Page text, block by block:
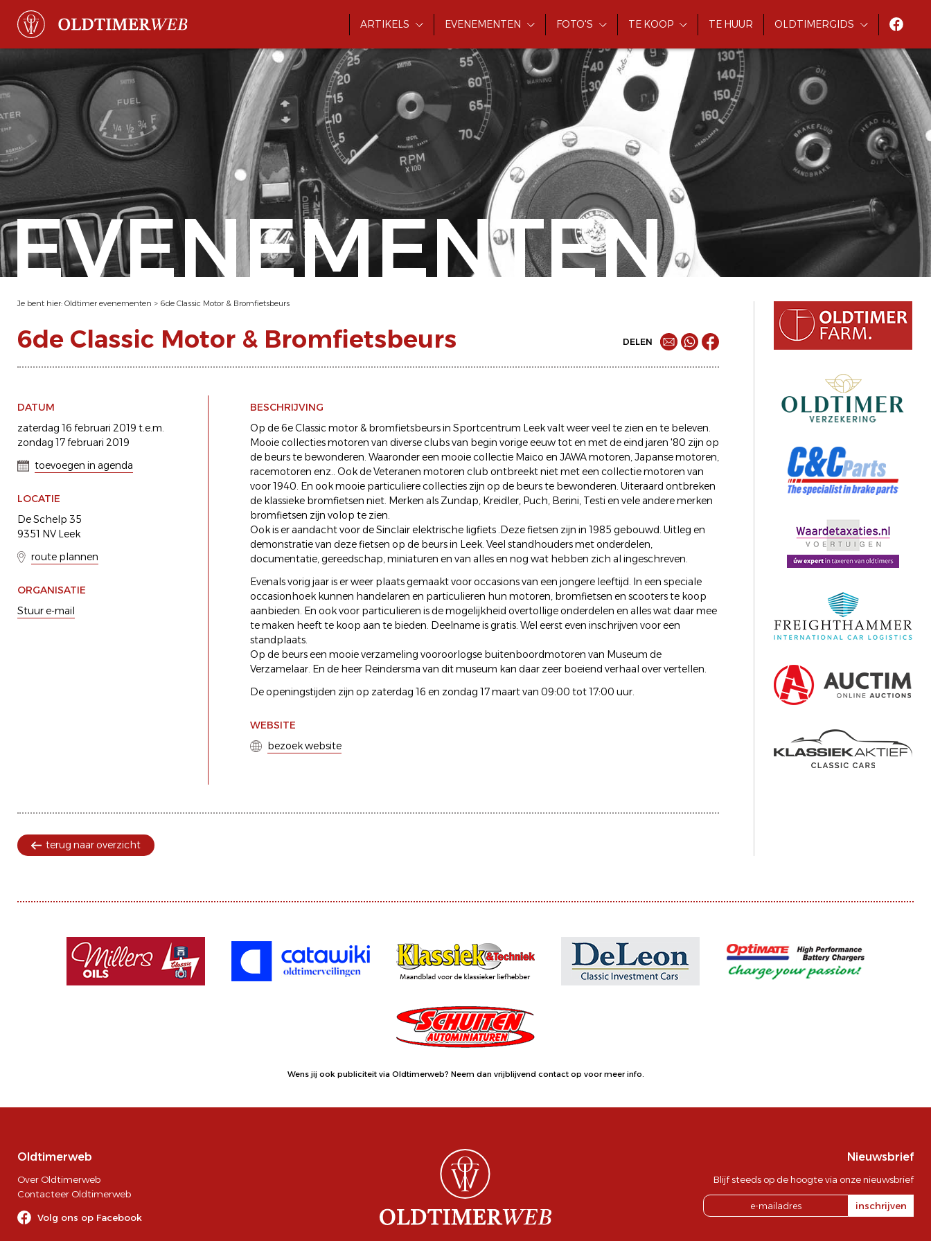
ARTIKELS EVENEMENTEN FOTO'S TE KOOP TE HUUR OLDTIMERGIDS
EVENEMENTEN
Je bent hier: Oldtimer evenementen > 6de Classic Motor & Bromfietsbeurs
6de Classic Motor & Bromfietsbeurs DELEN
DATUM
zaterdag 16 februari 2019 t.e.m.
zondag 17 februari 2019
toevoegen in agenda
LOCATIE
De Schelp 35
9351 NV Leek
route plannen
ORGANISATIE
Stuur e-mail
BESCHRIJVING
Op de 6e Classic motor & bromfietsbeurs in Sportcentrum Leek valt weer veel te zien en te beleven.
Mooie collecties motoren van diverse clubs van begin vorige eeuw tot en met de eind jaren '80 zijn op
de beurs te bewonderen. Waaronder een mooie collectie Maico en JAWA motoren, Japanse motoren,
racemotoren enz.. Ook de Veteranen motoren club ontbreekt niet met een collectie motoren van
voor 1940. En ook mooie particuliere collecties zijn op de beurs te bewonderen. Uiteraard ontbreken
de klassieke bromfietsen niet. Merken als Zundap, Kreidler, Puch, Berini, Testi en vele andere merken
bromfietsen zijn volop te zien.
Ook is er aandacht voor de Sinclair elektrische ligfiets .Deze fietsen zijn in 1985 gebouwd. Uitleg en
demonstratie van deze fietsen op de beurs in Leek. Veel standhouders met onderdelen,
documentatie, gereedschap, miniaturen en van alles en nog wat hebben zich al ingeschreven.
Evenals vorig jaar is er weer plaats gemaakt voor occasions van een jongere leeftijd. In een speciale
occasionhoek kunnen handelaren en particulieren hun motoren, bromfietsen en scooters te koop
aanbieden. En ook voor particulieren is de mogelijkheid overtollige onderdelen en alles wat daar mee
te maken heeft te koop aan te bieden. Deelname is gratis. Wel eerst even inschrijven voor een
standplaats.
Op de beurs een mooie verzameling vooroorlogse buitenboordmotoren van Museum de
Verzamelaar. En de heer Reindersma van dit museum kan daar zeer boeiend verhaal over vertellen.
De openingstijden zijn op zaterdag 16 en zondag 17 maart van 09:00 tot 17:00 uur.
WEBSITE
bezoek website
terug naar overzicht
Wens jij ook publiciteit via Oldtimerweb? Neem dan vrijblijvend contact op voor meer info.
Oldtimerweb
Over Oldtimerweb
Contacteer Oldtimerweb
Volg ons op Facebook
Nieuwsbrief
Blijf steeds op de hoogte via onze nieuwsbrief
inschrijven